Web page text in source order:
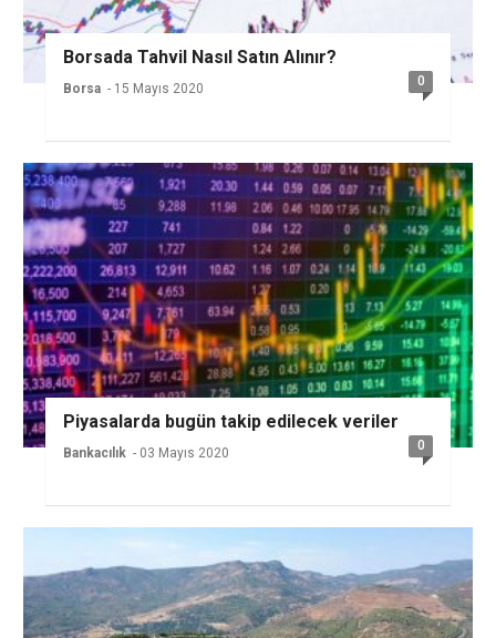
Borsada Tahvil Nasıl Satın Alınır?
Borsa - 15 Mayıs 2020 0
Piyasalarda bugün takip edilecek veriler
Bankacılık - 03 Mayıs 2020 0